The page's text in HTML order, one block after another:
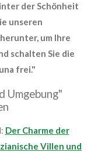
der Schönheit
unseren
um Ihre
schalten Sie die
frei."
Umgebung"
Der Charme der
Villen und